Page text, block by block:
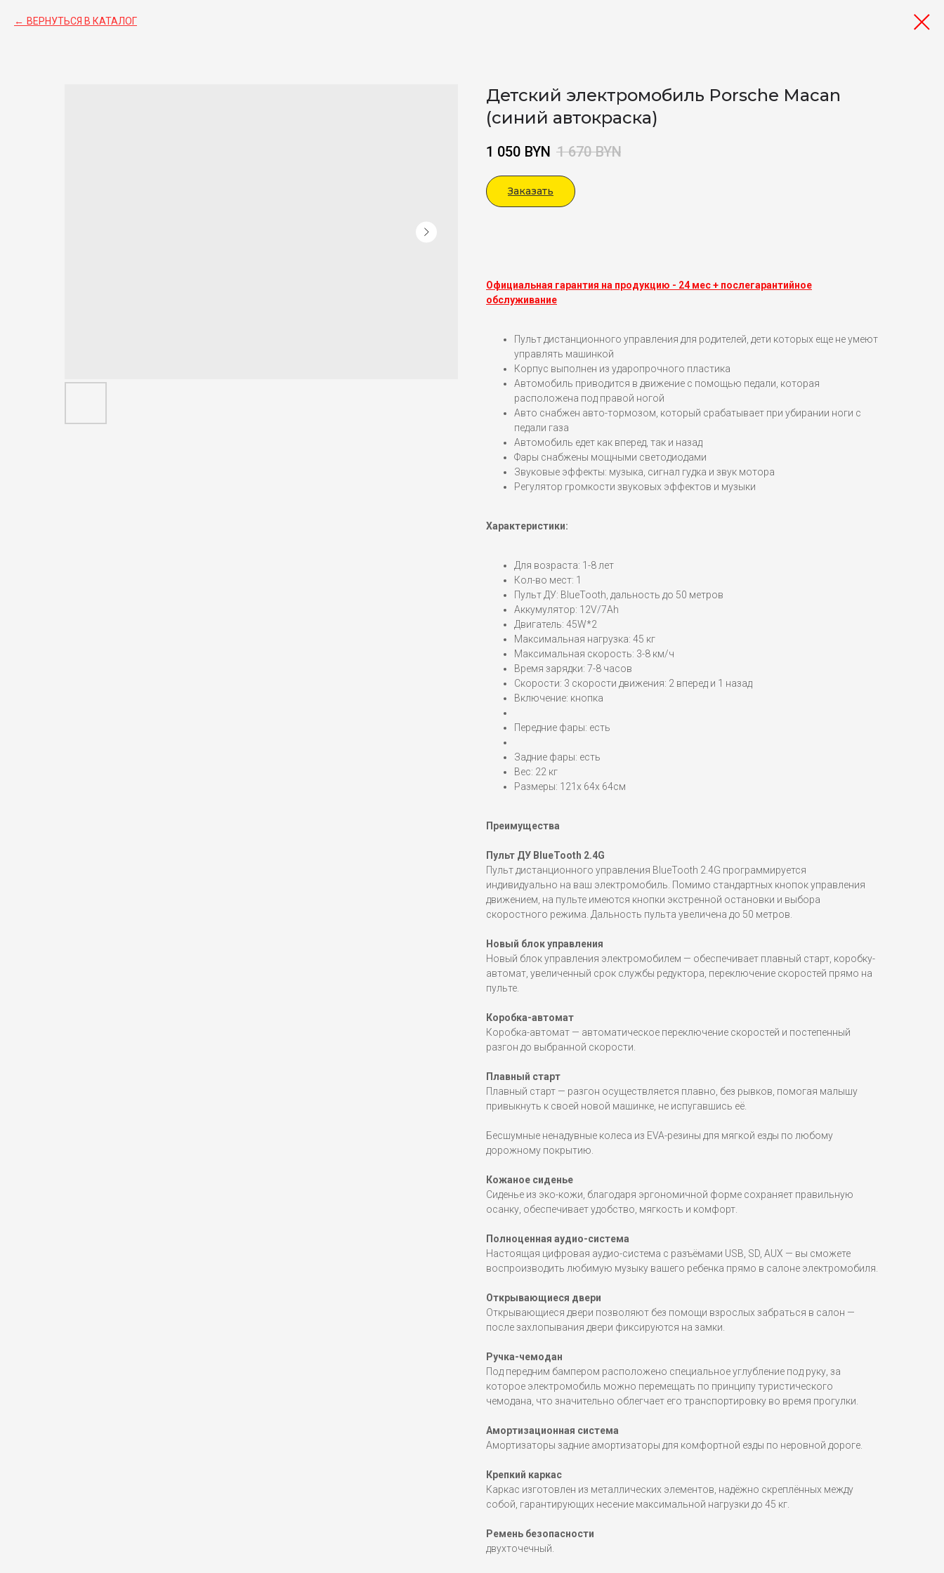
ВЕРНУТЬСЯ В КАТАЛОГ
Детский электромобиль Porsche Macan
(синий автокраска)
1 050 BYN 1 670 BYN
Заказать
Официальная гарантия на продукцию - 24 мес + послегарантийное
обслуживание
Пульт дистанционного управления для родителей, дети которых еще не умеют
управлять машинкой
Корпус выполнен из ударопрочного пластика
Автомобиль приводится в движение с помощью педали, которая
расположена под правой ногой
Авто снабжен авто-тормозом, который срабатывает при убирании ноги с
педали газа
Автомобиль едет как вперед, так и назад
Фары снабжены мощными светодиодами
Звуковые эффекты: музыка, сигнал гудка и звук мотора
Регулятор громкости звуковых эффектов и музыки
Характеристики:
Для возраста: 1-8 лет
Кол-во мест: 1
Пульт ДУ: BlueTooth, дальность до 50 метров
Аккумулятор: 12V/7Ah
Двигатель: 45W*2
Максимальная нагрузка: 45 кг
Максимальная скорость: 3-8 км/ч
Время зарядки: 7-8 часов
Скорости: 3 скорости движения: 2 вперед и 1 назад
Включение: кнопка
Передние фары: есть
Задние фары: есть
Вес: 22 кг
Размеры: 121х 64х 64см
Преимущества
Пульт ДУ BlueTooth 2.4G
Пульт дистанционного управления BlueTooth 2.4G программируется
индивидуально на ваш электромобиль. Помимо стандартных кнопок управления
движением, на пульте имеются кнопки экстренной остановки и выбора
скоростного режима. Дальность пульта увеличена до 50 метров.
Новый блок управления
Новый блок управления электромобилем — обеспечивает плавный старт, коробку-
автомат, увеличенный срок службы редуктора, переключение скоростей прямо на
пульте.
Коробка-автомат
Коробка-автомат — автоматическое переключение скоростей и постепенный
разгон до выбранной скорости.
Плавный старт
Плавный старт — разгон осуществляется плавно, без рывков, помогая малышу
привыкнуть к своей новой машинке, не испугавшись её.
Бесшумные ненадувные колеса из EVA-резины для мягкой езды по любому
дорожному покрытию.
Кожаное сиденье
Сиденье из эко-кожи, благодаря эргономичной форме сохраняет правильную
осанку, обеспечивает удобство, мягкость и комфорт.
Полноценная аудио-система
Настоящая цифровая аудио-система с разъёмами USB, SD, AUX — вы сможете
воспроизводить любимую музыку вашего ребенка прямо в салоне электромобиля.
Открывающиеся двери
Открывающиеся двери позволяют без помощи взрослых забраться в салон —
после захлопывания двери фиксируются на замки.
Ручка-чемодан
Под передним бампером расположено специальное углубление под руку, за
которое электромобиль можно перемещать по принципу туристического
чемодана, что значительно облегчает его транспортировку во время прогулки.
Амортизационная система
Амортизаторы задние амортизаторы для комфортной езды по неровной дороге.
Крепкий каркас
Каркас изготовлен из металлических элементов, надёжно скреплённых между
собой, гарантирующих несение максимальной нагрузки до 45 кг.
Ремень безопасности
двухточечный.